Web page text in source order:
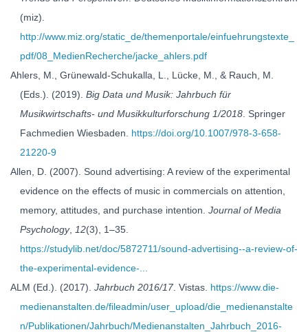
(miz).
http://www.miz.org/static_de/themenportale/einfuehrungstexte_
pdf/08_MedienRecherche/jacke_ahlers.pdf
Ahlers, M., Grünewald-Schukalla, L., Lücke, M., & Rauch, M.
(Eds.). (2019). Big Data und Musik: Jahrbuch für
Musikwirtschafts- und Musikkulturforschung 1/2018 . Springer
Fachmedien Wiesbaden. https://doi.org/10.1007/978-3-658-
21220-9
Allen, D. (2007). Sound advertising: A review of the experimental
evidence on the effects of music in commercials on attention,
memory, attitudes, and purchase intention. Journal of Media
Psychology, 12(3), 1–35.
https://studylib.net/doc/5872711/sound-advertising--a-review-of-
the-experimental-evidence-...
ALM (Ed.). (2017). Jahrbuch 2016/17. Vistas. https://www.die-
medienanstalten.de/fileadmin/user_upload/die_medienanstalte
n/Publikationen/Jahrbuch/Medienanstalten_Jahrbuch_2016-